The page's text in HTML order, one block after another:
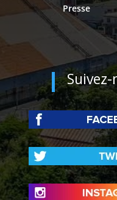
Presse